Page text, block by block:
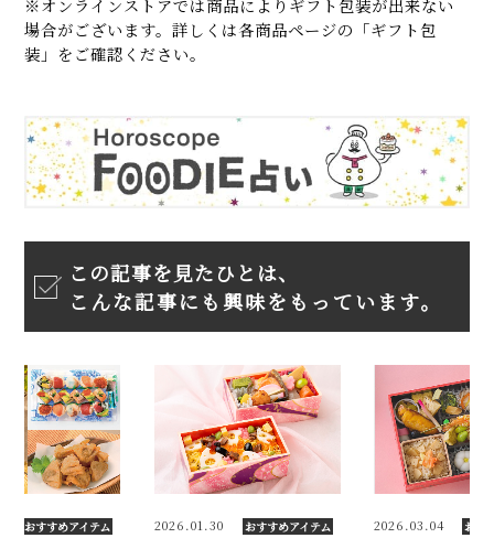
※オンラインストアでは商品によりギフト包装が出来ない
場合がございます。詳しくは各商品ページの「ギフト包
装」をご確認ください。
この記事を見たひとは、
こんな記事にも興味をもっています。
おすすめアイテム 2026.03.04 おすすめアイテム 2026.05.02